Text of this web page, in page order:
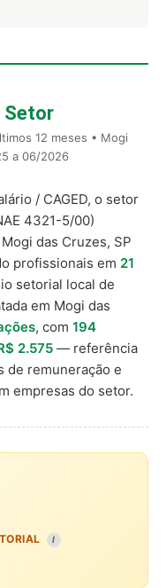
Setor
12 meses • Mogi
a 06/2026
/ CAGED, o setor
4321-5/00)
das Cruzes, SP
profissionais em 21
setorial local de
em Mogi das
, com 194
2.575 — referência
de remuneração e
empresas do setor.
I